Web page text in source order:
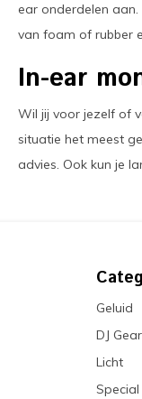
ear onderdelen
van foam of rubber
In-ear
Wil jij voor jezelf of
situatie het meest
advies. Ook kun je
Geluid
DJ Gear
Licht